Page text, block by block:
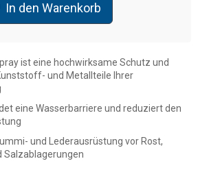
In den Warenkorb
ist eine hochwirksame Schutz und
und Metallteile Ihrer
eine Wasserbarriere und reduziert den
und Lederausrüstung vor Rost,
Salzablagerungen